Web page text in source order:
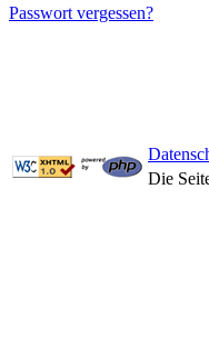
Passwort vergessen?
Die